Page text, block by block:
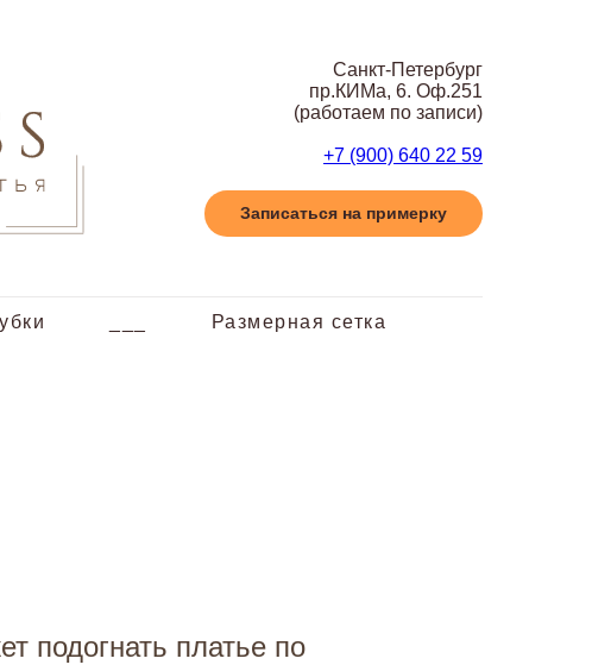
Санкт-Петербург
пр.КИМа, 6. Оф.251
(работаем по записи)
+7 (900) 640 22 59
Записаться на примерку
Размерная сетка
подогнать платье по